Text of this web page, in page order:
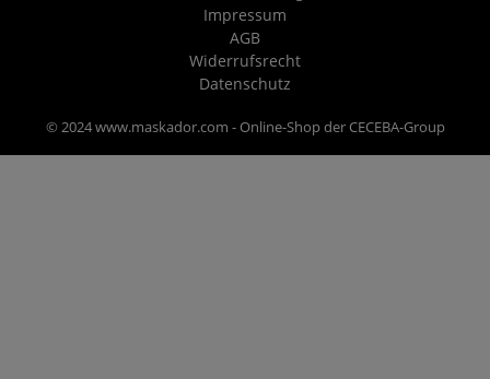
Impressum
AGB
Widerrufsrecht
Datenschutz
© 2024 www.maskador.com - Online-Shop der CECEBA-Group